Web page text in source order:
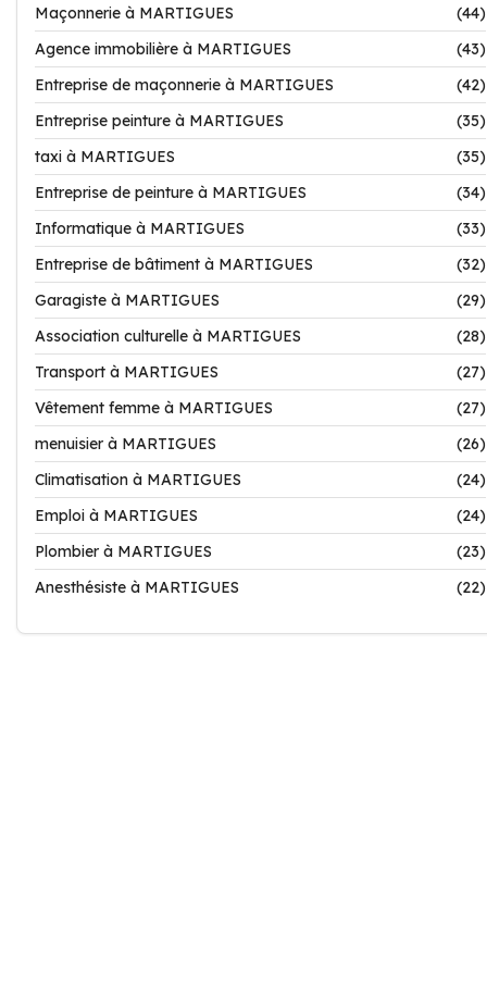
Maçonnerie à MARTIGUES
(44)
Agence immobilière à MARTIGUES
(43)
Entreprise de maçonnerie à MARTIGUES
(42)
Entreprise peinture à MARTIGUES
(35)
taxi à MARTIGUES
(35)
Entreprise de peinture à MARTIGUES
(34)
Informatique à MARTIGUES
(33)
Entreprise de bâtiment à MARTIGUES
(32)
Garagiste à MARTIGUES
(29)
Association culturelle à MARTIGUES
(28)
Transport à MARTIGUES
(27)
Vêtement femme à MARTIGUES
(27)
menuisier à MARTIGUES
(26)
Climatisation à MARTIGUES
(24)
Emploi à MARTIGUES
(24)
Plombier à MARTIGUES
(23)
Anesthésiste à MARTIGUES
(22)